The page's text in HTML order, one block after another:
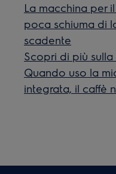
La macchina per
poca schiuma di
scadente
Scopri di più
Quando uso la
integrata, il caffè